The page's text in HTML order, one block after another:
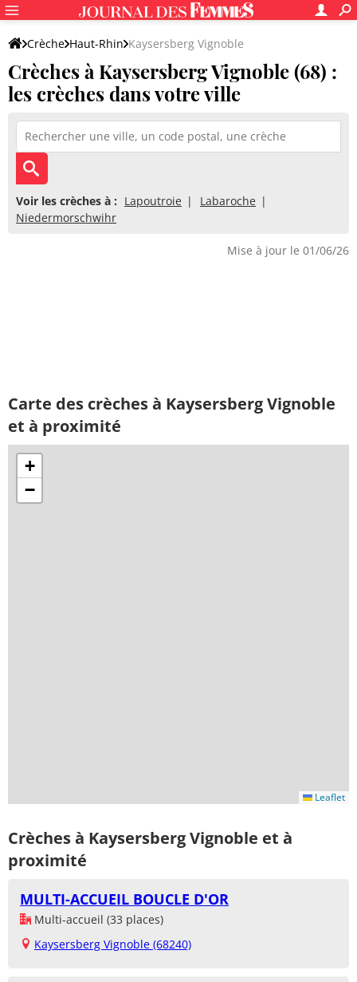
Crèche Haut-Rhin Kaysersberg Vignoble
Crèches à Kaysersberg Vignoble (68) :
les crèches dans votre ville
Voir les crèches à : Lapoutroie
Labaroche
Niedermorschwihr
Mise à jour le 01/06/26
Carte des crèches à Kaysersberg Vignoble
et à proximité
+
−
Leaflet
Crèches à Kaysersberg Vignoble et à
proximité
MULTI-ACCUEIL BOUCLE D'OR
Multi-accueil (33 places)
Kaysersberg Vignoble (68240)